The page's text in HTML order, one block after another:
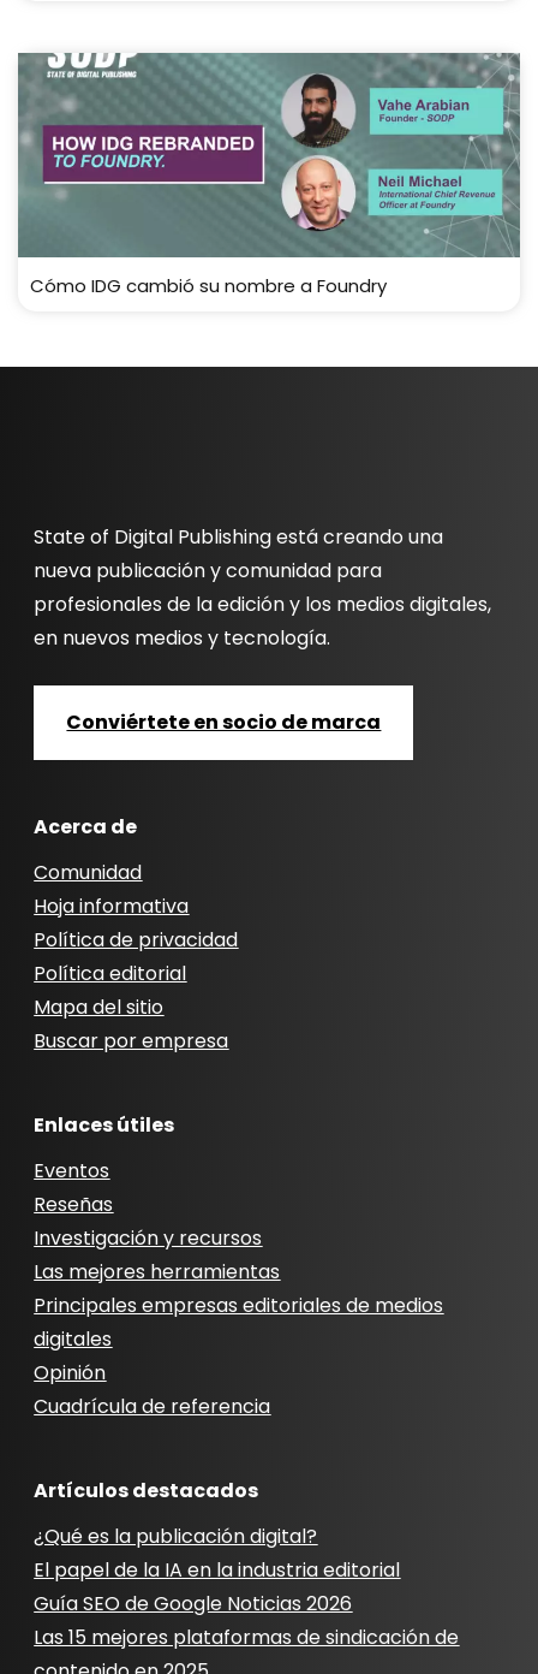
Cómo IDG cambió su nombre a Foundry
State of Digital Publishing está creando una
nueva publicación y comunidad para
profesionales de la edición y los medios digitales,
en nuevos medios y tecnología.
Conviértete en socio de marca
Acerca de
Comunidad
Hoja informativa
Política de privacidad
Política editorial
Mapa del sitio
Buscar por empresa
Enlaces útiles
Eventos
Reseñas
Investigación y recursos
Las mejores herramientas
Principales empresas editoriales de medios
digitales
Opinión
Cuadrícula de referencia
Artículos destacados
¿Qué es la publicación digital?
El papel de la IA en la industria editorial
Guía SEO de Google Noticias 2026
Las 15 mejores plataformas de sindicación de